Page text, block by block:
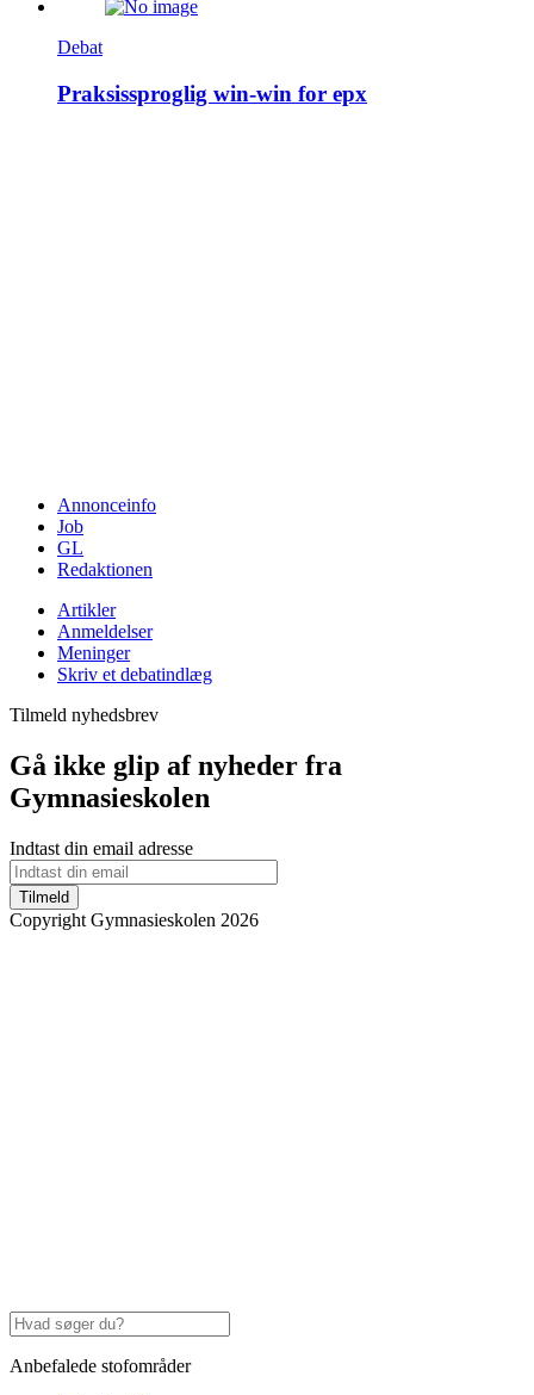
Debat
Praksissproglig win-win for epx
Annonceinfo
Job
GL
Redaktionen
Artikler
Anmeldelser
Meninger
Skriv et debatindlæg
Tilmeld nyhedsbrev
Gå ikke glip af nyheder fra
Gymnasieskolen
Indtast din email adresse
Tilmeld
Copyright Gymnasieskolen 2026
Anbefalede stofområder